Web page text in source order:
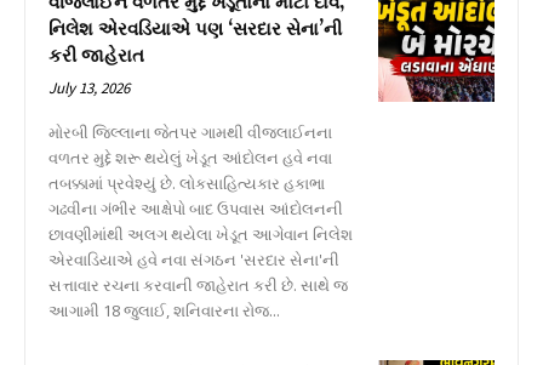
નિલેશ એરવડિયાએ પણ ‘સરદાર સેના’ની
કરી જાહેરાત
July 13, 2026
મોરબી જિલ્લાના જેતપર ગામથી વીજલાઈનના
વળતર મુદ્દે શરૂ થયેલું ખેડૂત આંદોલન હવે નવા
તબક્કામાં પ્રવેશ્યું છે. લોકસાહિત્યકાર હકાભા
ગઢવીના ગંભીર આક્ષેપો બાદ ઉપવાસ આંદોલનની
છાવણીમાંથી અલગ થયેલા ખેડૂત આગેવાન નિલેશ
એરવાડિયાએ હવે નવા સંગઠન 'સરદાર સેના'ની
સત્તાવાર રચના કરવાની જાહેરાત કરી છે. સાથે જ
આગામી 18 જુલાઈ, શનિવારના રોજ...